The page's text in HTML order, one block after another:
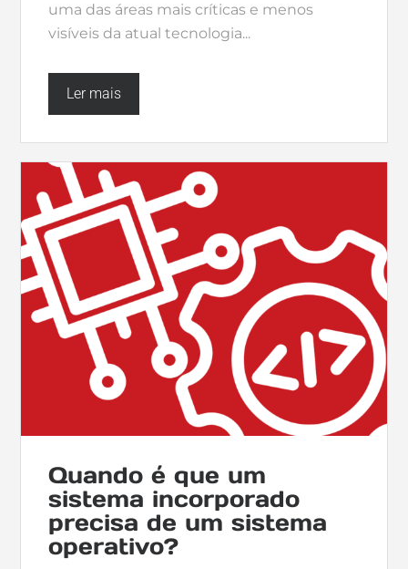
uma das áreas mais críticas e menos
visíveis da atual tecnologia...
Ler mais
Quando é que um
sistema incorporado
precisa de um sistema
operativo?